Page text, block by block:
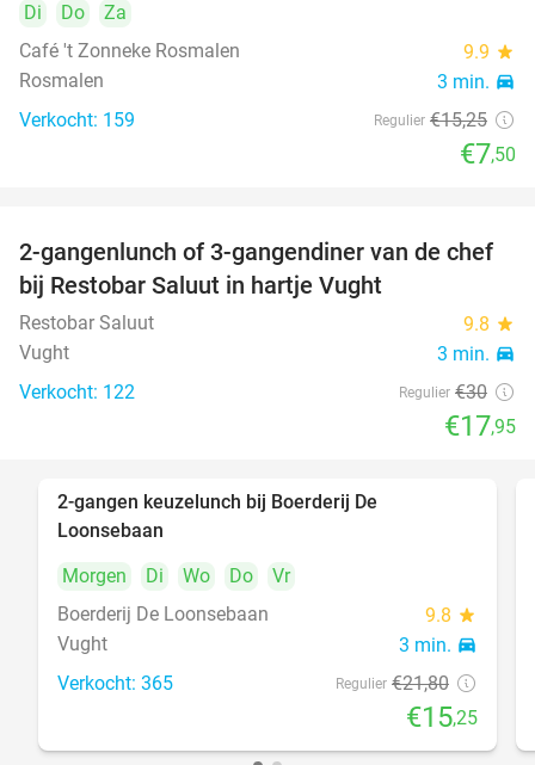
Di Do
Za
Café 't Zonneke Rosmalen
9.9 star
Rosmalen 3 min. directions_car
Verkocht: 159 Regulier €15,25
€7,50
40%
2-gangenlunch of 3-gangendiner van de chef
bij Restobar Saluut in hartje Vught
Restobar Saluut 9.8 star
Vught 3 min. directions_car
Verkocht: 122 Regulier €30
€17,95
2-gangen keuzelunch bij Boerderij De
Loonsebaan
Morgen
Di Wo Do
Vr
Boerderij De Loonsebaan
9.8 star
Vught 3 min. directions_car
Verkocht: 365 Regulier €21,80
€15,25